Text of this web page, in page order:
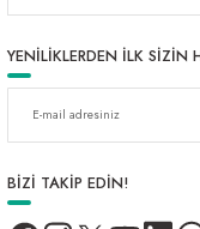
YENİLİKLERDEN İLK SİZİN
BİZİ TAKİP EDİN!